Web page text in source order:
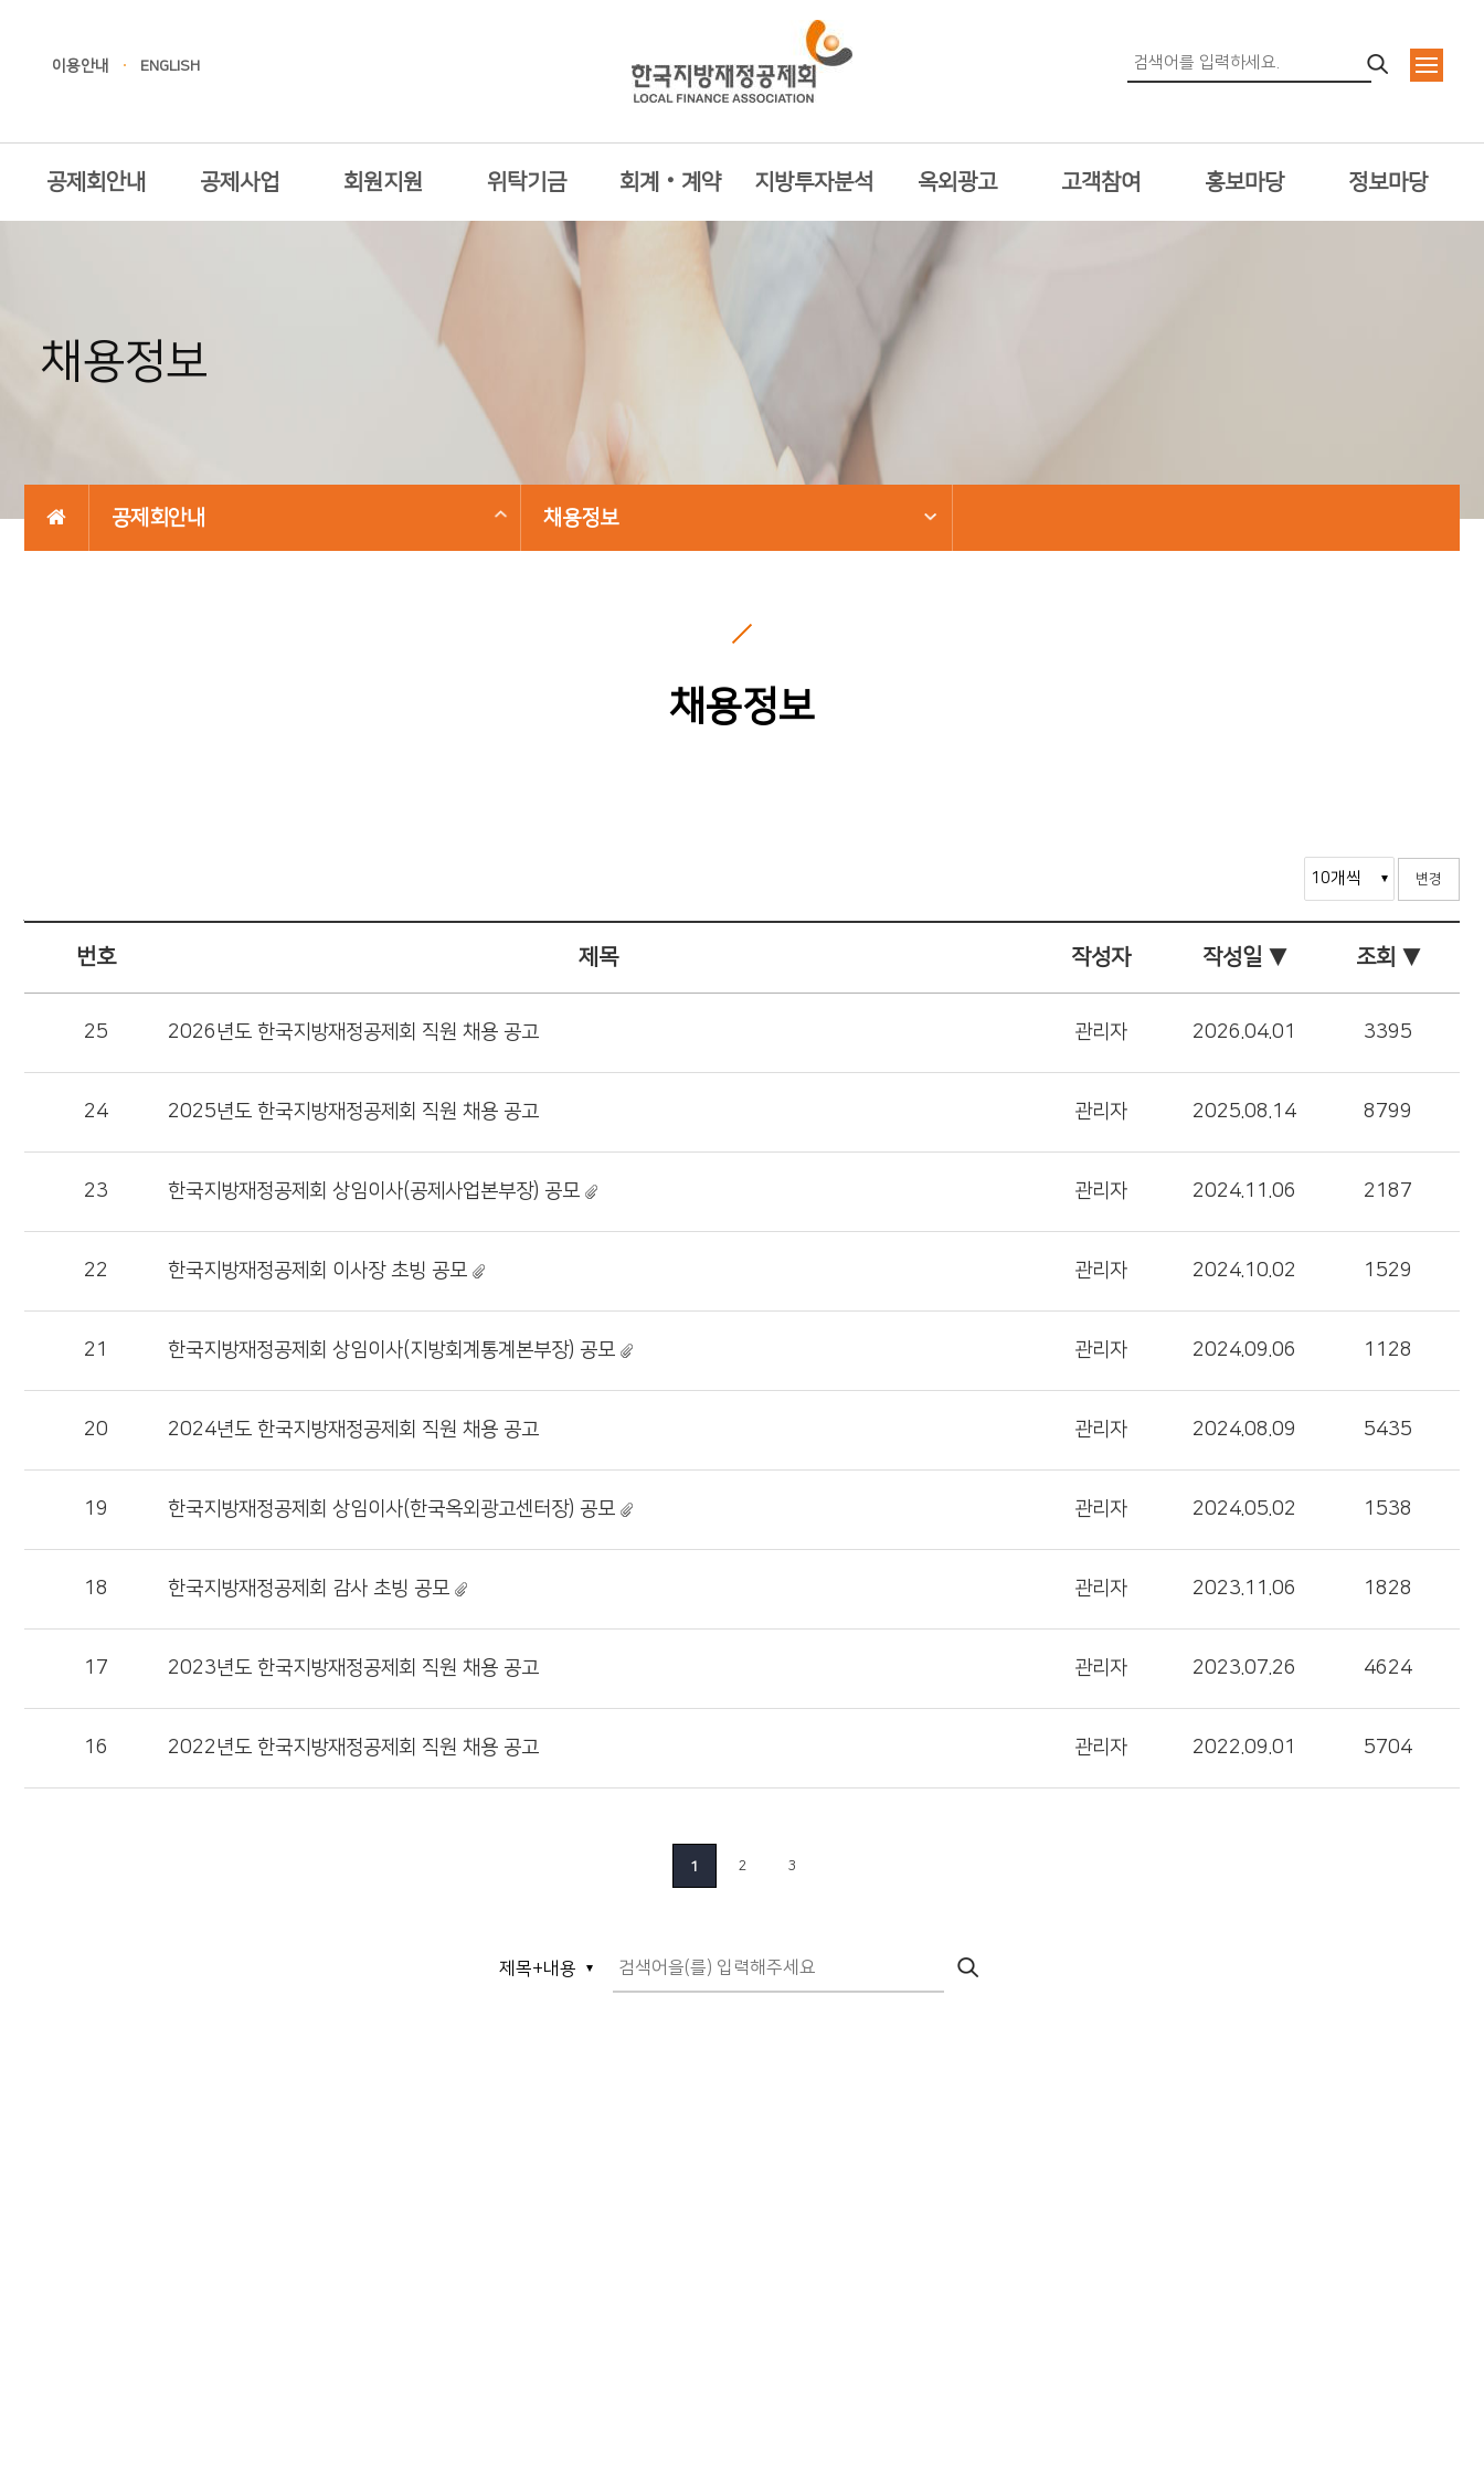
이용안내 ENGLISH
공제회안내 공제사업 회원지원 위탁기금 회계‧계약 지방투자분석 옥외광고 고객참여 홍보마당 정보마당
채용정보
공제회안내 채용정보
채용정보
변경
번호 제목 작성자 작성일 ▼ 조회 ▼
25 2026년도 한국지방재정공제회 직원 채용 공고 관리자 2026.04.01 3395
24 2025년도 한국지방재정공제회 직원 채용 공고 관리자 2025.08.14 8799
23 한국지방재정공제회 상임이사(공제사업본부장) 공모 관리자 2024.11.06 2187
22 한국지방재정공제회 이사장 초빙 공모 관리자 2024.10.02 1529
21 한국지방재정공제회 상임이사(지방회계통계본부장) 공모 관리자 2024.09.06 1128
20 2024년도 한국지방재정공제회 직원 채용 공고 관리자 2024.08.09 5435
19 한국지방재정공제회 상임이사(한국옥외광고센터장) 공모 관리자 2024.05.02 1538
18 한국지방재정공제회 감사 초빙 공모 관리자 2023.11.06 1828
17 2023년도 한국지방재정공제회 직원 채용 공고 관리자 2023.07.26 4624
16 2022년도 한국지방재정공제회 직원 채용 공고 관리자 2022.09.01 5704
1 2 3